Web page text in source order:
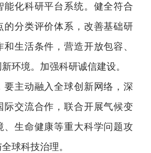
能化科研平台系统。健全符合
的分类评价体系，改善基础研
和生活条件，营造开放包容、
环境。加强科研诚信建设。
要主动融入全球创新网络，深
际交流合作，联合开展气候变
、生命健康等重大科学问题攻
球科技治理。